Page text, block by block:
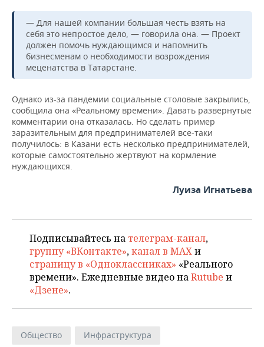
— Для нашей компании большая честь взять на
себя это непростое дело, — говорила она. — Проект
должен помочь нуждающимся и напомнить
бизнесменам о необходимости возрождения
меценатства в Татарстане.
Однако из-за пандемии социальные столовые закрылись,
сообщила она «Реальному времени». Давать развернутые
комментарии она отказалась. Но сделать пример
заразительным для предпринимателей все-таки
получилось: в Казани есть несколько предпринимателей,
которые самостоятельно жертвуют на кормление
нуждающихся.
Луиза Игнатьева
Подписывайтесь на телеграм-канал,
группу «ВКонтакте»,канал в MAXи
страницу в «Одноклассниках» «Реального
времени». Ежедневные видео наRutube и
«Дзене».
Общество
Инфраструктура